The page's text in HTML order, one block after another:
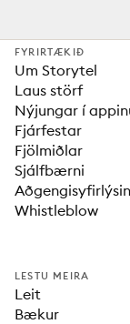
FYRIRTÆKIÐ
Um Storytel
Laus störf
Nýjungar í
Fjárfestar
Fjölmiðlar
Sjálfbærni
Whistleblow
LESTU MEIRA
Leit
Bækur